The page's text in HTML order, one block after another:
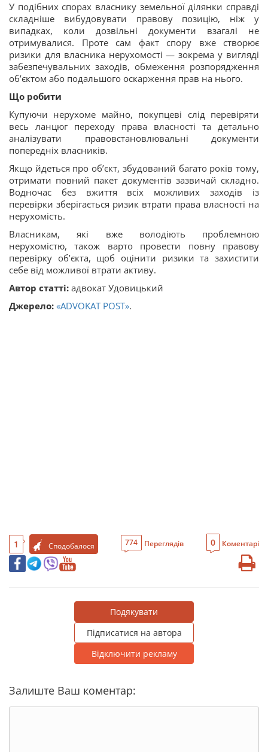
У подібних спорах власнику земельної ділянки справді
складніше вибудовувати правову позицію, ніж у
випадках, коли дозвільні документи взагалі не
отримувалися. Проте сам факт спору вже створює
ризики для власника нерухомості — зокрема у вигляді
забезпечувальних заходів, обмеження розпорядження
об’єктом або подальшого оскарження прав на нього.
Що робити
Купуючи нерухоме майно, покупцеві слід перевіряти
весь ланцюг переходу права власності та детально
аналізувати правовстановлювальні документи
попередніх власників.
Якщо йдеться про об’єкт, збудований багато років тому,
отримати повний пакет документів зазвичай складно.
Водночас без вжиття всіх можливих заходів із
перевірки зберігається ризик втрати права власності на
нерухомість.
Власникам, які вже володіють проблемною
нерухомістю, також варто провести повну правову
перевірку об’єкта, щоб оцінити ризики та захистити
себе від можливої втрати активу.
Автор статті: адвокат Удовицький
Джерело: «ADVOKAT POST».
1 Сподобалося 774 Переглядів 0 Коментарі
Подякувати
Підписатися на автора
Відключити рекламу
Залиште Ваш коментар: